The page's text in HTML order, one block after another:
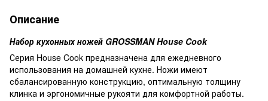
Описание
Набор кухонных ножей GROSSMAN House Cook
Серия House Cook предназначена для ежедневного
использования на домашней кухне. Ножи имеют
сбалансированную конструкцию, оптимальную толщину
клинка и эргономичные рукояти для комфортной работы.